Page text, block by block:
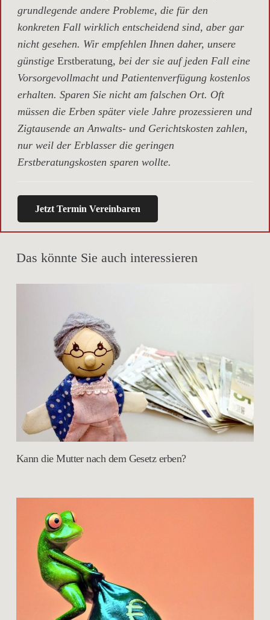
grundlegende andere Probleme, die für den
konkreten Fall wirklich entscheidend sind, aber gar
nicht gesehen. Wir empfehlen Ihnen daher, unsere
günstige Erstberatung, bei der sie auf jeden Fall eine
Vorsorgevollmacht und Patientenverfügung kostenlos
erhalten. Sparen Sie nicht am falschen Ort. Oft
müssen die Erben später viele Jahre prozessieren und
Zigtausende an Anwalts- und Gerichtskosten zahlen,
nur weil der Erblasser die geringen
Erstberatungskosten sparen wollte.
Jetzt Termin Vereinbaren
Das könnte Sie auch interessieren
Kann die Mutter nach dem Gesetz erben?